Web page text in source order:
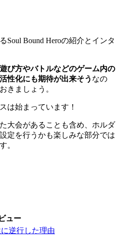
Soul Bound Heroの紹介とインタ
遊び方やバトルなどのゲーム内の
性化にも期待が出来そう なの
きましょう。
は始まっています！
大会があることも含め、 ホルダ
定を行うかも楽しみな部分では
。
ュー
逆行した理由